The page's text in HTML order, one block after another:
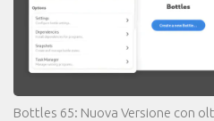
Bottles 65: Nuova Versione con